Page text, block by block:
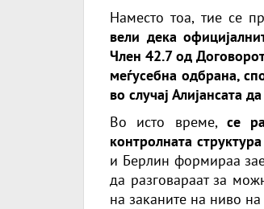
Наместо тоа, тие се
вели дека
Член 42.7 од
меѓусебна одбрана,
во случај Алијансата
Во исто време, се
контролната
и Берлин формираа
да разговараат за
на заканите на ниво